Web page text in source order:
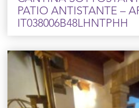
PATIO ANTISTANTE –
IT038006B48LHNTPHH